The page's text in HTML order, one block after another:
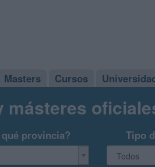
Masters Cursos
másteres
provincia? Tipo